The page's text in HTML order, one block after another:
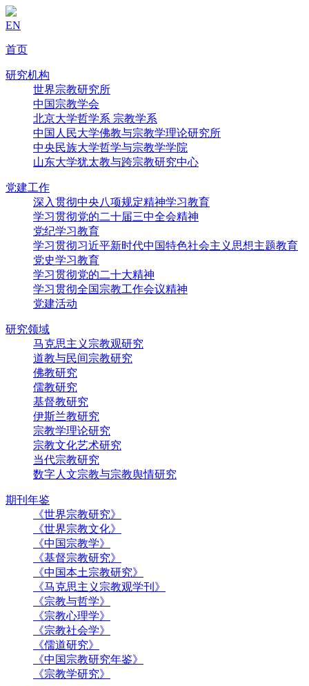
EN
首页
研究机构
世界宗教研究所
中国宗教学会
北京大学哲学系 宗教学系
中国人民大学佛教与宗教学理论研究所
中央民族大学哲学与宗教学学院
山东大学犹太教与跨宗教研究中心
党建工作
深入贯彻中央八项规定精神学习教育
学习贯彻党的二十届三中全会精神
党纪学习教育
学习贯彻习近平新时代中国特色社会主义思想主题教育
党史学习教育
学习贯彻党的二十大精神
学习贯彻全国宗教工作会议精神
党建活动
研究领域
马克思主义宗教观研究
道教与民间宗教研究
佛教研究
儒教研究
基督教研究
伊斯兰教研究
宗教学理论研究
宗教文化艺术研究
当代宗教研究
数字人文宗教与宗教舆情研究
期刊年鉴
《世界宗教研究》
《世界宗教文化》
《中国宗教学》
《基督宗教研究》
《中国本土宗教研究》
《马克思主义宗教观学刊》
《宗教与哲学》
《宗教心理学》
《宗教社会学》
《儒道研究》
《中国宗教研究年鉴》
《宗教学研究》